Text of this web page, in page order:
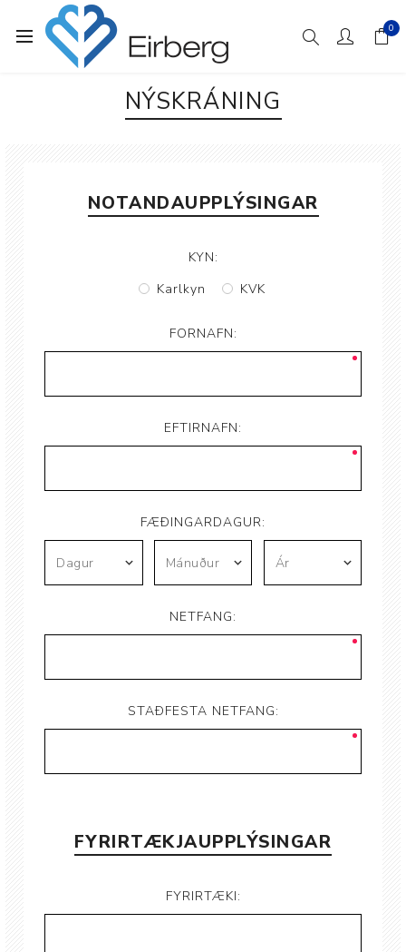
0
NÝSKRÁNING
NOTANDAUPPLÝSINGAR
KYN:
Karlkyn
KVK
FORNAFN:
EFTIRNAFN:
FÆÐINGARDAGUR:
NETFANG:
STAÐFESTA NETFANG:
FYRIRTÆKJAUPPLÝSINGAR
FYRIRTÆKI: